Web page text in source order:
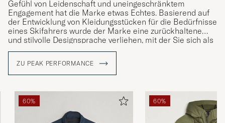
Gefühl von Leidenschaft und uneingeschränktem
Engagement hat die Marke etwas Echtes. Basierend auf
der Entwicklung von Kleidungsstücken für die Bedürfnisse
eines Skifahrers wurde der Marke eine zurückhaltene
und stilvolle Designsprache verliehen, mit der Sie sich als
Person hervorheben können, statt der Kleidung, die Sie
Lifestyle-Marke, die eine breite Palette an funktionalen
und stilvollen Kleidungsstücken anbietet.
ZU PEAK PERFORMANCE
60% 60%